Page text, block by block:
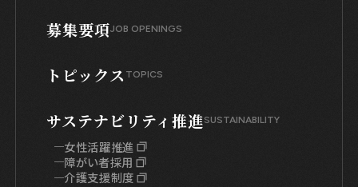
サステナビリティ推進SUSTAINABILITY
女性活躍推進
障がい者採用
介護支援制度
トピックス TOPICS
募集要項JOB OPENINGS